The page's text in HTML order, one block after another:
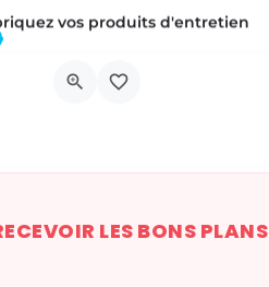
vos produits d'entretien
LES BONS PLANS